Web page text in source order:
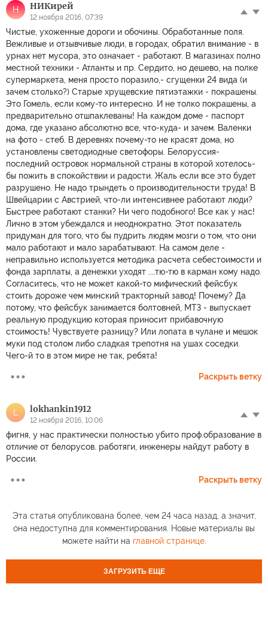
Н НИКирей
12 ноября 2016, 07:39
Чистые, ухоженные дороги и обочины. Обработанные поля.
Вежливые и отзывчивые люди, в городах, обратил внимание - в
урнах нет мусора, это означает - работают. В магазинах полно
местной техники - Атланты и пр. Сердито, но дешево, на полке
супермаркета, меня просто поразило,- сгущенки 24 вида (и
зачем столько?) Старые хрущевские пятиэтажки - покрашены.
Это Гомель, если кому-то интересно. И не толко покрашены, а
предварительно отшпаклеваны! На каждом доме - паспорт
дома, где указано абсолютно все, что-куда- и зачем. Валенки
на фото - стеб. В деревнях почему-то не красят дома, но
установлены светодиодные светофоры. Белоруссия-
последний островок нормальной страны в которой хотелось-
бы пожить в спокойствии и радости. Жаль если все это будет
разрушено. Не надо трындеть о производительности труда! В
Швейцарии с Австрией, что-ли интенсивнее работают люди?
Быстрее работают станки? Ни чего подобного! Все как у нас!
Лично в этом убеждался и неоднократно. Этот показатель
придуман для того, что бы пудрить людям мозги о том, что они
мало работают и мало зарабатывают. На самом деле -
неправильно используется методика расчета себестоимости и
фонда зарплаты, а денежки уходят ....тю-тю в карман кому надо.
Согласитесь, что не может какой-то мифический фейсбук
стоить дороже чем минский тракторный завод! Почему? Да
потому, что фейсбук занимается болтовней, МТЗ - выпускает
реальную продукцию которая приносит прибавочную
стоимость! Чувствуете разницу? Или лопата в чулане и мешок
муки под столом либо сладкая трепотня на ушах соседки.
Чего-й то в этом мире не так, ребята!
Раскрыть ветку
L lokhankin1912
12 ноября 2016, 10:06
фигня, у нас практически полностью убито проф.образование в
отличие от белорусов. работяги, инженеры найдут работу в
России.
Раскрыть ветку
Эта статья опубликована более, чем 24 часа назад, а значит,
она недоступна для комментирования. Новые материалы вы
можете найти на главной странице.
ЗАГРУЗИТЬ ЕЩЕ